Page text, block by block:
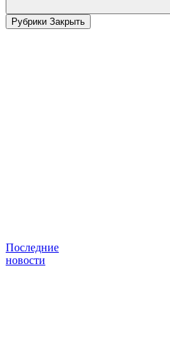
Рубрики Закрыть
Последние
новости